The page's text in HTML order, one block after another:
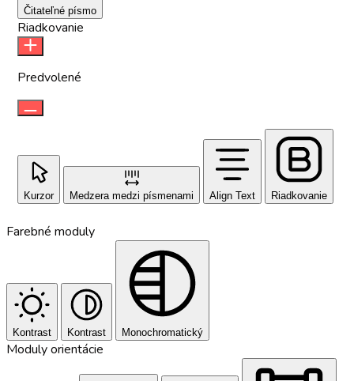
Čitateľné písmo
Riadkovanie
Predvolené
Kurzor Medzera medzi písmenami Align Text Riadkovanie
Farebné moduly
Kontrast Kontrast Monochromatický
Moduly orientácie